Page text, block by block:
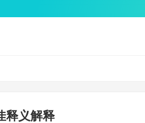
释义解释